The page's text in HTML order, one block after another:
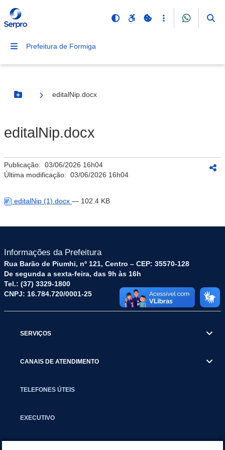
Prefeitura de Formiga
Botão Menu
editalNip.docx
editalNip.docx
Publicação: 03/06/2026 16h04
Última modificação: 03/06/2026 16h04
editalNip (1).docx — 102.4 KB
Informações da Prefeitura
Rua Barão de Piumhi, nº 121, Centro – CEP: 35570-128
De segunda a sexta-feira, das 9h às 16h
Tel.: (37) 3329-1800
CNPJ: 16.784.720/0001-25
SERVIÇOS
CANAIS DE ATENDIMENTO
TELEFONES ÚTEIS
EXECUTIVO